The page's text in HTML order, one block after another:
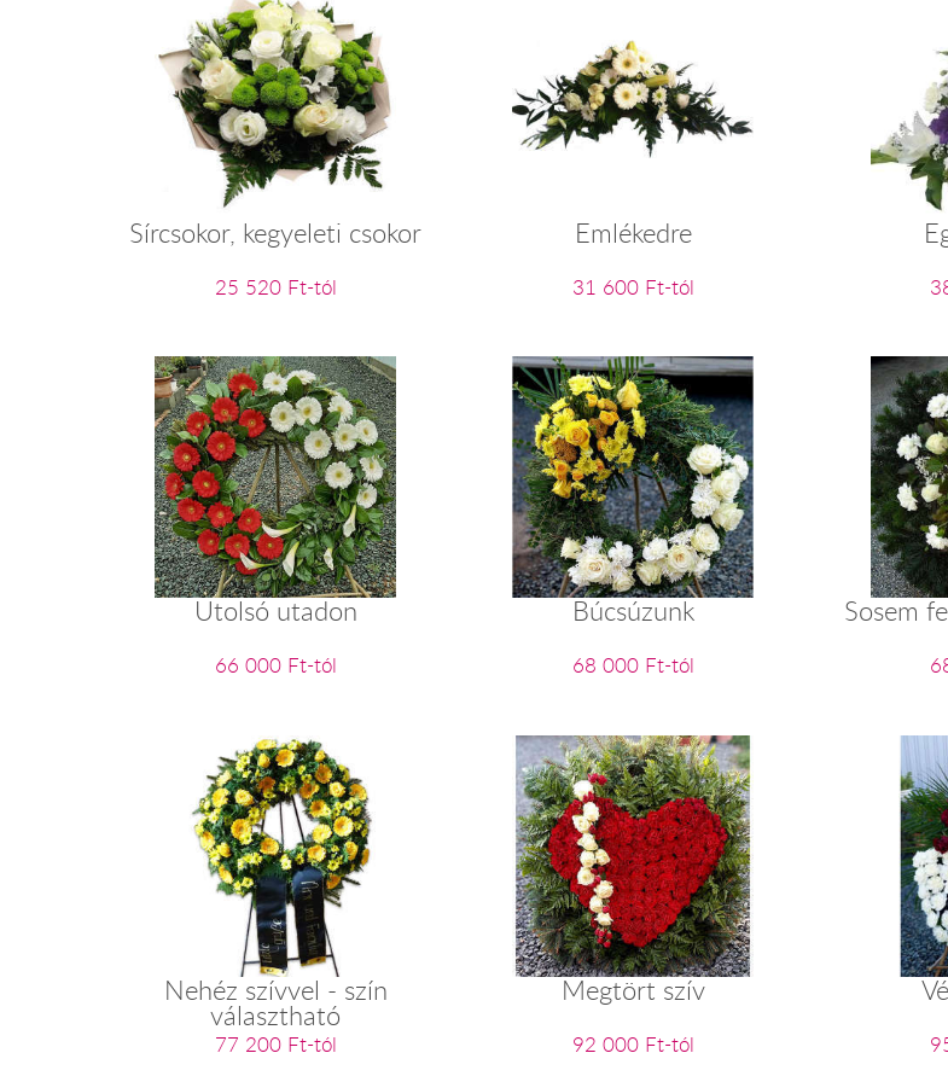
Sírcsokor, kegyeleti csokor
25 520 Ft-tól
Emlékedre
31 600 Ft-tól
Utolsó utadon
66 000 Ft-tól
Búcsúzunk
68 000 Ft-tól
Sosem
Nehéz szívvel - szín
választható
77 200 Ft-tól
Megtört szív
92 000 Ft-tól